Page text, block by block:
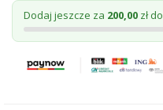
Dodaj jeszcze za 200,00 zł